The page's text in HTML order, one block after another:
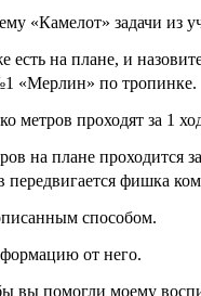
«Камелот» задачи из
на плане, и
«Мерлин» по тропинке.
метров проходят за 1
на плане проходится
передвигается фишка
способом.
от него.
вы помогли моему